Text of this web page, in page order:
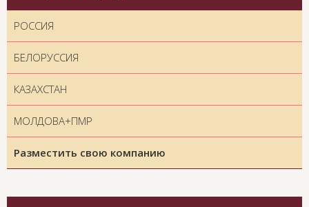
РОССИЯ
БЕЛОРУССИЯ
КАЗАХСТАН
МОЛДОВА+ПМР
Разместить свою компанию